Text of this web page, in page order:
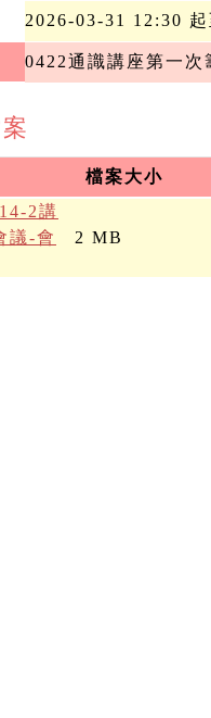
2026-03-31 12:30
0422通識講座第一次
檔案大小
2講
議-會
2 MB